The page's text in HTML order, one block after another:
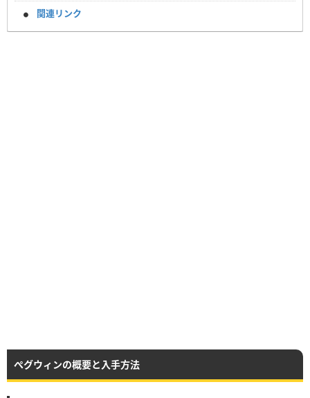
関連リンク
ぺグウィンの概要と入手方法